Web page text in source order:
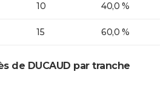
10 40,0 %
15 60,0 %
de DUCAUD par tranche